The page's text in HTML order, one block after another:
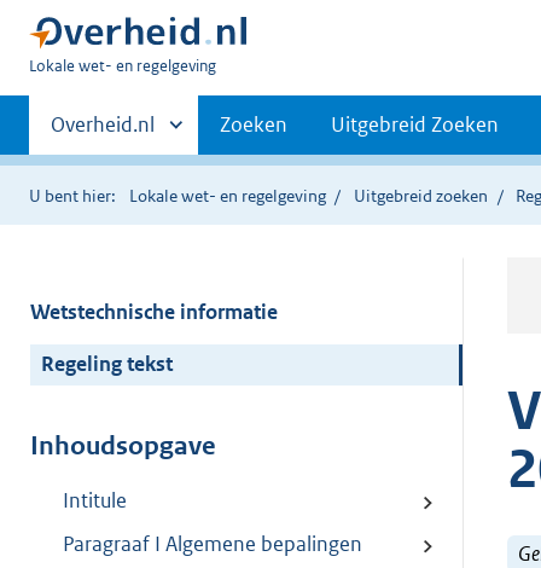
U
hier:
Lokale wet- en regelgeving
Primaire
navigatie
Andere
sites
binnen
Overheid.nl Zoeken Uitgebreid Zoeken
U bent hier: Lokale wet- en regelgeving Uitgebreid zoeken
Wetstechnische informatie
Regeling tekst
Inhoudsopgave
Intitule
Paragraaf I Algemene bepalingen